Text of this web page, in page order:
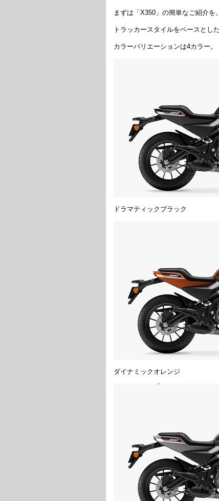
まずは「X350」の簡単なご紹介を。
トラッカースタイルをベースとし
カラーバリエーションは4カラー。
ドラマティックブラック
ダイナミックオレンジ